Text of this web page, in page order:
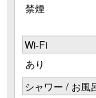
禁煙
Wi-Fi
あり
シャワー / お風